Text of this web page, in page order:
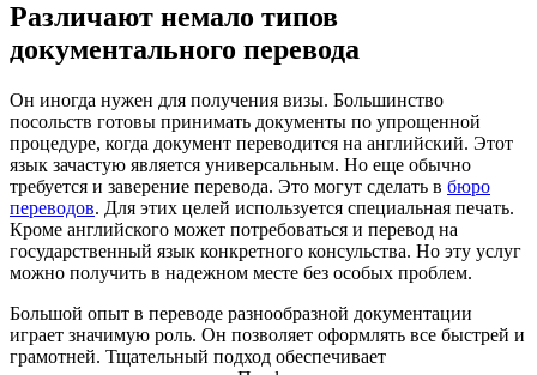
Различают немало типов
документального перевода
Он иногда нужен для получения визы. Большинство
посольств готовы принимать документы по упрощенной
процедуре, когда документ переводится на английский. Этот
язык зачастую является универсальным. Но еще обычно
требуется и заверение перевода. Это могут сделать в бюро
переводов. Для этих целей используется специальная печать.
Кроме английского может потребоваться и перевод на
государственный язык конкретного консульства. Но эту услуг
можно получить в надежном месте без особых проблем.
Большой опыт в переводе разнообразной документации
играет значимую роль. Он позволяет оформлять все быстрей и
грамотней. Тщательный подход обеспечивает